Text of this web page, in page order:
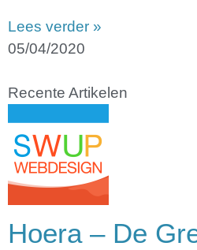
Lees verder »
05/04/2020
Recente Artikelen
Hoera – De